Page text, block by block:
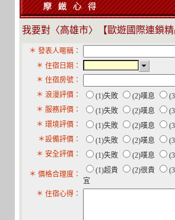
我要對〈高雄市〉【歐遊國際連鎖
＊ 發表人暱稱：
＊ 住宿日期：
＊ 住宿房號：
＊ 浪漫評價：
(1)失敗 (2)嘆息
＊ 服務評價：
(1)失敗 (2)嘆息
＊ 環境評價：
(1)失敗 (2)嘆息
＊設備評價：
(1)失敗 (2)嘆息
＊ 安全評價：
(1)失敗 (2)嘆息
＊ 價格合理度： (1)超貴 (2)很貴
宜
＊ 住宿心得：